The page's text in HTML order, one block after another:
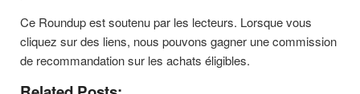
Ce Roundup est soutenu par les lecteurs. Lorsque vous
cliquez sur des liens, nous pouvons gagner une commission
de recommandation sur les achats éligibles.